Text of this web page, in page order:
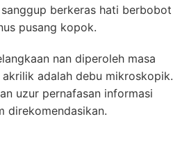
berkeras hati berbobot
pusang kopok.
nan diperoleh masa
adalah debu mikroskopik.
uzur pernafasan informasi
direkomendasikan.